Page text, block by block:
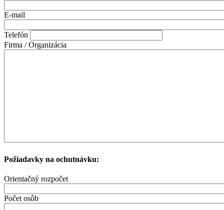
E-mail
Telefón
Firma / Organizácia
Požiadavky na ochutnávku:
Orientačný rozpočet
Počet osôb